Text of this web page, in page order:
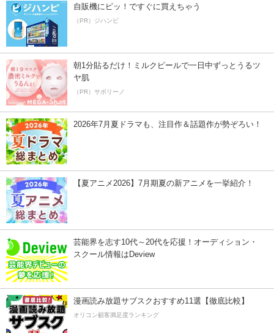
自販機にピッ！ですぐに買えちゃう
（PR）ジハンピ
朝1分貼るだけ！ミルクピールで一日中ずっとうるツ
ヤ肌
（PR）サボリーノ
2026年7月夏ドラマも、注目作＆話題作が勢ぞろい！
【夏アニメ2026】7月期夏の新アニメを一挙紹介！
芸能界を志す10代～20代を応援！オーディション・
スクール情報はDeview
漫画読み放題サブスクおすすめ11選【徹底比較】
オリコン顧客満足度ランキング